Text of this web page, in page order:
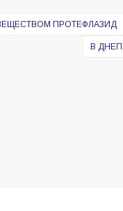
ПРОТЕФЛАЗИД
В